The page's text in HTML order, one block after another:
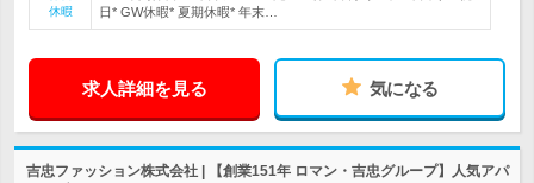
休暇
日* GW休暇* 夏期休暇* 年末…
求人詳細を見る 気になる
吉忠ファッション株式会社 | 【創業151年 ロマン・吉忠グループ】人気アパ